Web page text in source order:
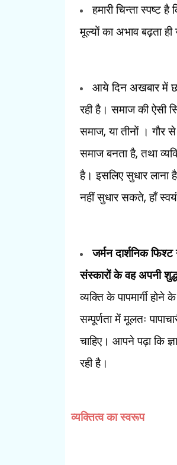
हमारी चिन्ता स्पष्ट
मूल्यों का अभाव बढ़ता ही
आये दिन अखबार में
रही है। समाज की ऐसी
समाज,या तीनों । गौर
समाज बनता है,तथा
है। इसलिए सुधार लाना
नहीं सुधार सकते,हाँ
जर्मन दार्शनिक
संस्कारों के वह अपनी
व्यक्ति के पापमार्गी
सम्पूर्णता में मूलतः
चाहिए। आपने पढ़ा कि
रही है।
व्यक्तित्व का स्वरूप